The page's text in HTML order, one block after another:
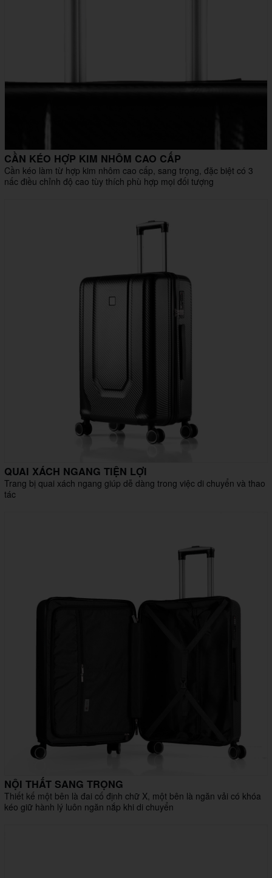
CẦN KÉO HỢP KIM NHÔM CAO CẤP
Cần kéo làm từ hợp kim nhôm cao cấp, sang trọng, đặc biệt có 3
nấc điều chỉnh độ cao tùy thích phù hợp mọi đối tượng
QUAI XÁCH NGANG TIỆN LỢI
Trang bị quai xách ngang giúp dễ dàng trong việc di chuyển và thao
tác
NỘI THẤT SANG TRỌNG
Thiết kế một bên là đai cố định chữ X, một bên là ngăn vải có khóa
kéo giữ hành lý luôn ngăn nắp khi di chuyển